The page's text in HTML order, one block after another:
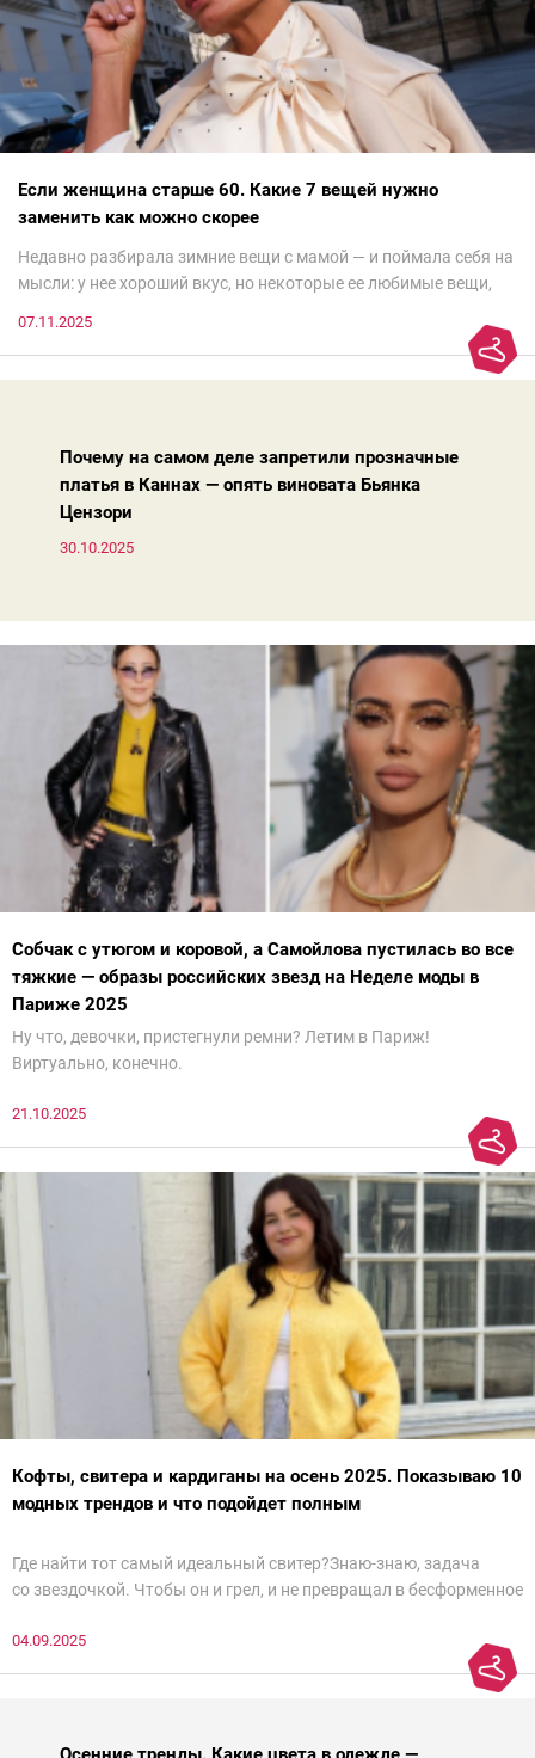
Если женщина старше 60. Какие 7 вещей нужно
заменить как можно скорее
Недавно разбирала зимние вещи с мамой — и поймала себя на
мысли: у нее хороший вкус, но некоторые ее любимые вещи,
моды. Вовсе нет.Проблема в том, что сама мода сделала шаг
07.11.2025
Почему на самом деле запретили прозначные
платья в Каннах — опять виновата Бьянка
Цензори
30.10.2025
Собчак с утюгом и коровой, а Самойлова пустилась во все
тяжкие — образы российских звезд на Неделе моды в
Париже 2025
Ну что, девочки, пристегнули ремни? Летим в Париж!
Виртуально, конечно.
21.10.2025
Кофты, свитера и кардиганы на осень 2025. Показываю 10
модных трендов и что подойдет полным
Где найти тот самый идеальный свитер?Знаю-знаю, задача
со звездочкой. Чтобы он и грел, и не превращал в бесформенное
паники.
04.09.2025